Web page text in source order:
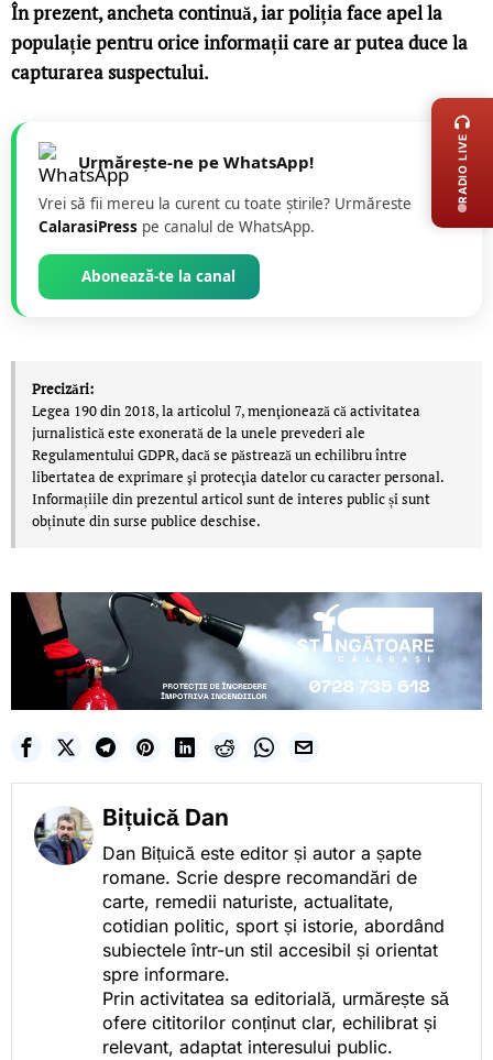
În prezent, ancheta continuă, iar poliția face apel la
populație pentru orice informații care ar putea duce la
capturarea suspectului.
Urmărește-ne pe WhatsApp!
Vrei să fii mereu la curent cu toate știrile? Urmăreste
CalarasiPress pe canalul de WhatsApp.
Abonează-te la canal
Precizări:
Legea 190 din 2018, la articolul 7, menţionează că activitatea
jurnalistică este exonerată de la unele prevederi ale
Regulamentului GDPR, dacă se păstrează un echilibru între
libertatea de exprimare şi protecţia datelor cu caracter personal.
Informațiile din prezentul articol sunt de interes public și sunt
obținute din surse publice deschise.
Bițuică Dan
Dan Bițuică este editor și autor a șapte
romane. Scrie despre recomandări de
carte, remedii naturiste, actualitate,
cotidian politic, sport și istorie, abordând
subiectele într-un stil accesibil și orientat
spre informare.
Prin activitatea sa editorială, urmărește să
ofere cititorilor conținut clar, echilibrat și
relevant, adaptat interesului public.
RADIO LIVE